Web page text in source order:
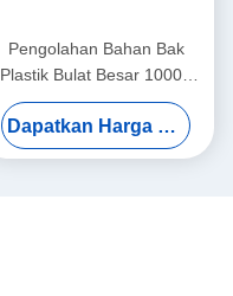
Pengolahan Bahan Bak
Plastik Bulat Besar 1000L
Untuk Sistem Industri
Dapatkan Harga Terbaik